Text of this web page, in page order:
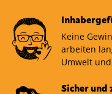
Keine
arbeiten
Umwelt
Sicher